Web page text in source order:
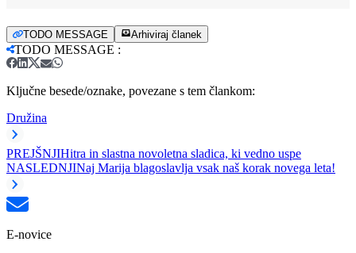
TODO MESSAGE Arhiviraj članek
TODO MESSAGE :
Ključne besede/oznake, povezane s tem člankom:
Družina
PREJŠNJIHitra in slastna novoletna sladica, ki vedno uspe
NASLEDNJINaj Marija blagoslavlja vsak naš korak novega leta!
E-novice